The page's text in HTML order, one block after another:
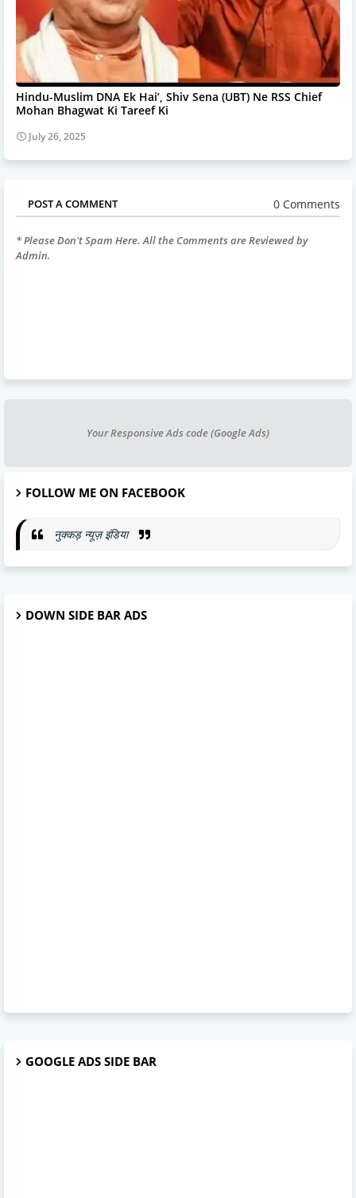
Hindu-Muslim DNA Ek Hai’, Shiv Sena (UBT) Ne RSS Chief
Mohan Bhagwat Ki Tareef Ki
July 26, 2025
POST A COMMENT 0 Comments
* Please Don't Spam Here. All the Comments are Reviewed by
Admin.
Your Responsive Ads code (Google Ads)
FOLLOW ME ON FACEBOOK
नुक्कड़ न्यूज़ इंडिया
DOWN SIDE BAR ADS
GOOGLE ADS SIDE BAR